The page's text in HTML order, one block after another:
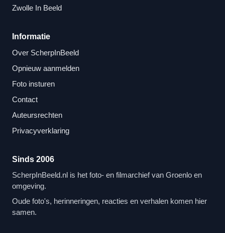
Zwolle In Beeld
Informatie
Over ScherpInBeeld
Opnieuw aanmelden
Foto insturen
Contact
Auteursrechten
Privacyverklaring
Sinds 2006
ScherpInBeeld.nl is het foto- en filmarchief van Groenlo en
omgeving.
Oude foto's, herinneringen, reacties en verhalen komen hier
samen.